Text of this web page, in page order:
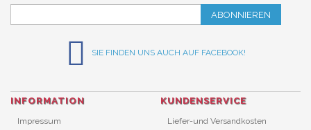
ABONNIEREN
SIE FINDEN UNS AUCH AUF FACEBOOK!
INFORMATION
Impressum
KUNDENSERVICE
Liefer-und Versandkosten